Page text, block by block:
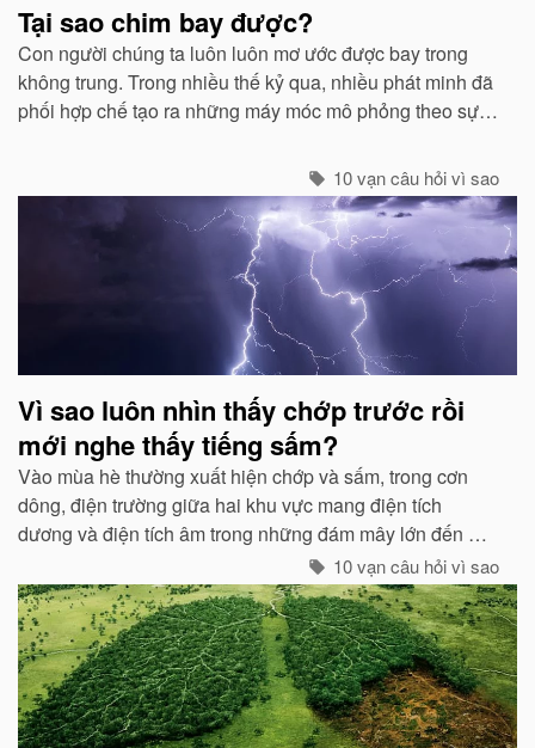
Tại sao chim bay được?
Con người chúng ta luôn luôn mơ ước được bay trong
không trung. Trong nhiều thế kỷ qua, nhiều phát minh đã
phối hợp chế tạo ra những máy móc mô phỏng theo sự
10 vạn câu hỏi vì sao
Vì sao luôn nhìn thấy chớp trước rồi
mới nghe thấy tiếng sấm?
Vào mùa hè thường xuất hiện chớp và sấm, trong cơn
dông, điện trường giữa hai khu vực mang điện tích
dương và điện tích âm trong những đám mây lớn đến một
mức độ nhất định, hai loại điện tích trong quá trình phát
triển sẽ phát ra tia lửa...
10 vạn câu hỏi vì sao